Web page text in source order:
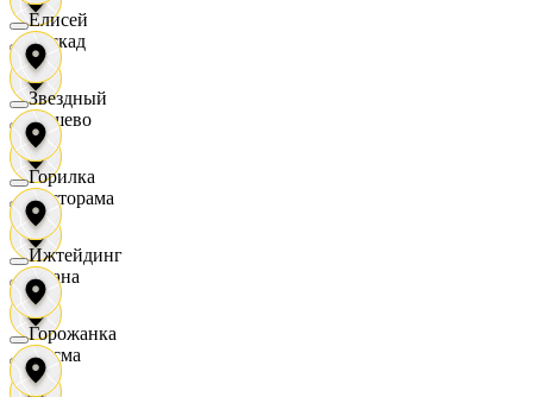
Каскад
Дёшево
Касторама
Диана
Дисма
Елисей
Звездный
Горилка
Ижтейдинг
Горожанка